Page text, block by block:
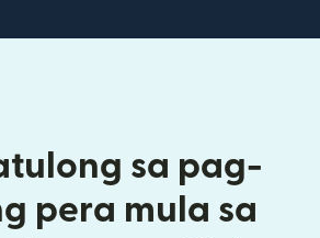
sa pag-
pera mula sa